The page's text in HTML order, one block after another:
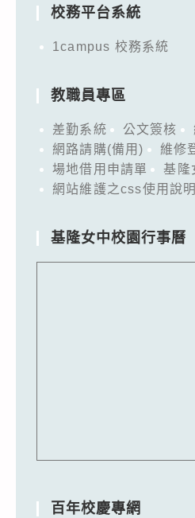
校務平台系統
1campus 校務系統
教職員專區
差勤系統 公文簽核
網路請購(備用)
維修
場地借用申請單
基隆
網站維護之css使用說明
基隆女中校園行事曆
百年校慶專網